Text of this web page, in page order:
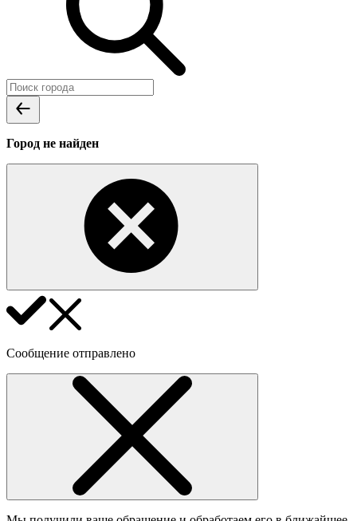
Город не найден
Сообщение отправлено